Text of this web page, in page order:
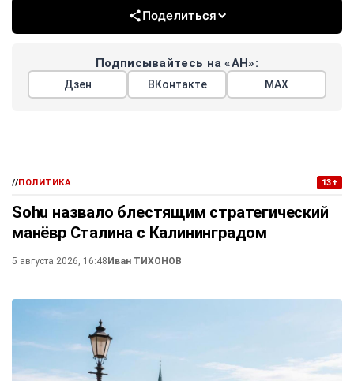
Поделиться
Подписывайтесь на «АН»:
Дзен ВКонтакте МАХ
//ПОЛИТИКА 13+
Sohu назвало блестящим стратегический
манёвр Сталина с Калининградом
5 августа 2026, 16:48 Иван ТИХОНОВ